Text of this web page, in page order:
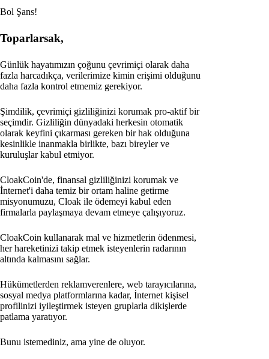
Bol Şans!
Toparlarsak,
Günlük hayatımızın çoğunu çevrimiçi olarak daha
fazla harcadıkça, verilerimize kimin erişimi olduğunu
daha fazla kontrol etmemiz gerekiyor.
Şimdilik, çevrimiçi gizliliğinizi korumak pro-aktif bir
seçimdir. Gizliliğin dünyadaki herkesin otomatik
olarak keyfini çıkarması gereken bir hak olduğuna
kesinlikle inanmakla birlikte, bazı bireyler ve
kuruluşlar kabul etmiyor.
CloakCoin'de, finansal gizliliğinizi korumak ve
İnternet'i daha temiz bir ortam haline getirme
misyonumuzu, Cloak ile ödemeyi kabul eden
firmalarla paylaşmaya devam etmeye çalışıyoruz.
CloakCoin kullanarak mal ve hizmetlerin ödenmesi,
her hareketinizi takip etmek isteyenlerin radarının
altında kalmasını sağlar.
Hükümetlerden reklamverenlere, web tarayıcılarına,
sosyal medya platformlarına kadar, İnternet kişisel
profilinizi iyileştirmek isteyen gruplarla dikişlerde
patlama yaratıyor.
Bunu istemediniz, ama yine de oluyor.